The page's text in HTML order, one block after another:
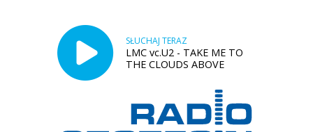
SŁUCHAJ TERAZ
LMC vc.U2 - TAKE ME TO
THE CLOUDS ABOVE